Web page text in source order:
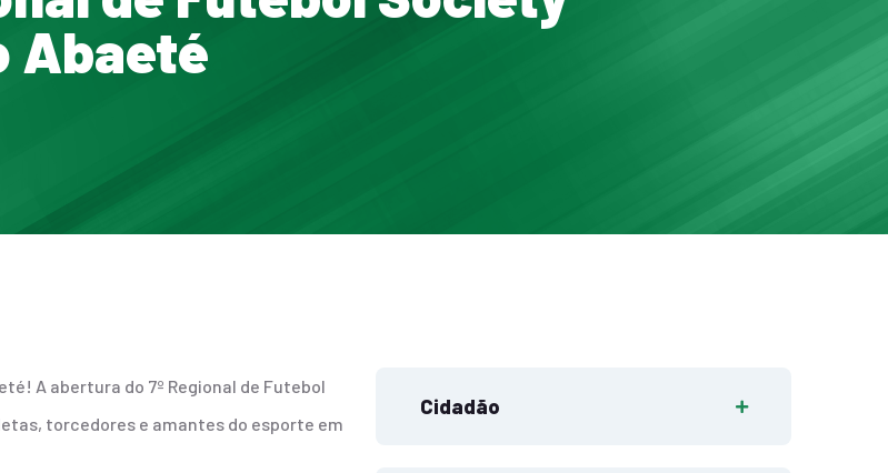
Abaeté
A abertura do 7º Regional de Futebol
torcedores e amantes do esporte em
Cidadão